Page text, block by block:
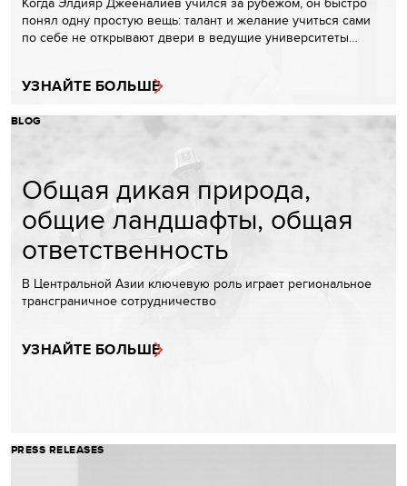
понял одну простую вещь: талант и желание учиться сами
по себе не открывают двери в ведущие университеты…
УЗНАЙТЕ БОЛЬШЕ
BLOG
Общая дикая природа,
общие ландшафты, общая
ответственность
В Центральной Азии ключевую роль играет региональное
трансграничное сотрудничество
УЗНАЙТЕ БОЛЬШЕ
PRESS RELEASES